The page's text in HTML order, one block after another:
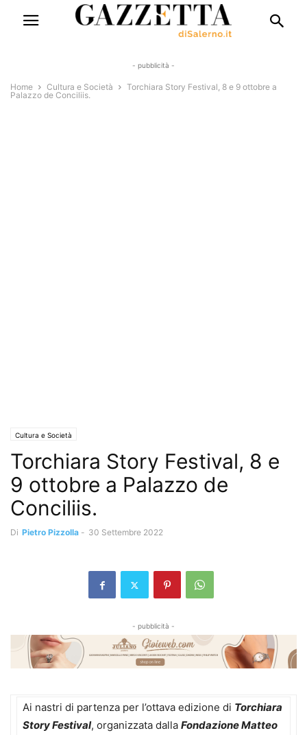
- pubblicità -
Home Cultura e Società
Torchiara Story Festival, 8 e 9 ottobre a
Palazzo de Conciliis.
Cultura e Società
Torchiara Story Festival, 8 e
9 ottobre a Palazzo de
Conciliis.
Di Pietro Pizzolla - 30 Settembre 2022
- pubblicità -
Ai nastri di partenza per l’ottava edizione di Torchiara
Story Festival, organizzata dalla Fondazione Matteo